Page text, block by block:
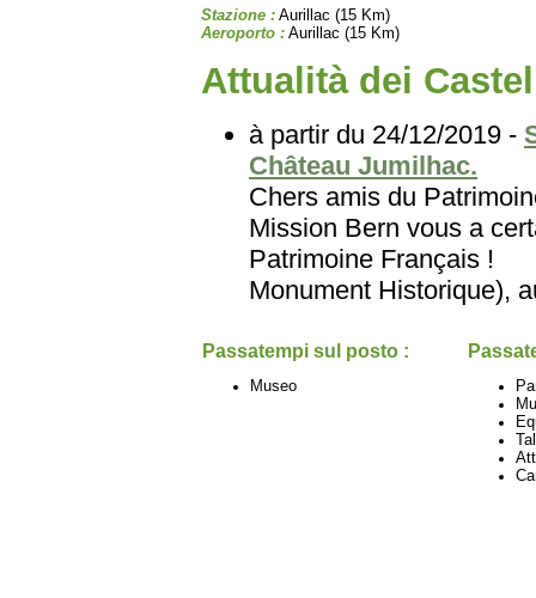
Stazione : Aurillac (15 Km)
Aeroporto : Aurillac (15 Km)
Attualità dei
à partir du 24/12/2019 -
Château Jumilhac.
Chers amis du
Mission Bern vous a
Patrimoine
Monument Historique),
Passatempi sul posto :
Museo